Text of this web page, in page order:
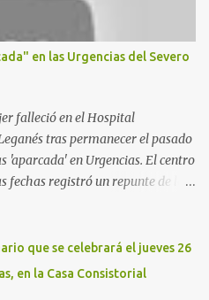
caminos entre el estadio y Plaza
Polvoranca, entre Leganés y
la Hispanidad, situado frente a
calle Chile, 1, y junto al
en las Urgencias del Severo
falleció en el Hospital
tras permanecer el pasado
'aparcada' en Urgencias. El centro
fechas registró un repunte de las
por culpa de un resfriado.
año pasado en el Hospital
que se celebrará el jueves 26
en la Casa Consistorial